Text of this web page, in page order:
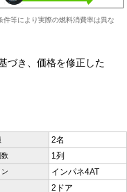
等により実際の燃料消費率は異な
づき、価格を修正した
2名
数 1列
ン インパネ4AT
2ドア